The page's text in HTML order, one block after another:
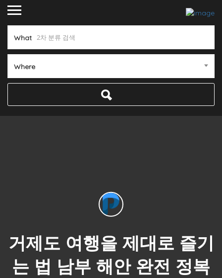
What
Where
거제도 여행을 제대로 즐기
는 법 남부 해안 완전 정복